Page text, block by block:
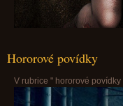
Hororové povídky
V rubrice " hororové